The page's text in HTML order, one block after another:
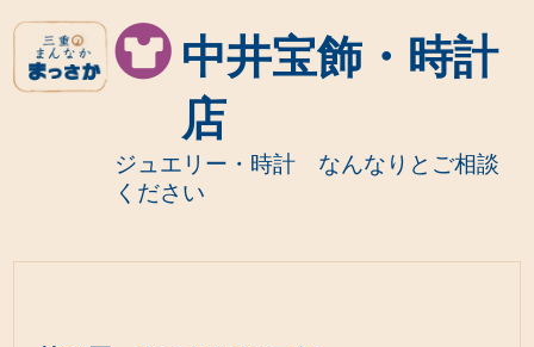
中井宝飾・時計
店
ジュエリー・時計 なんなりとご相談
ください